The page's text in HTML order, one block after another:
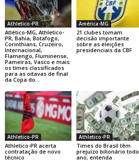
Athletico-PR
Atlético-MG, Athletico-
PR, Bahia, Botafogo,
Corinthians, Cruzeiro,
Internacional,
Flamengo, Fluminense,
Pameiras, Vasco e mais:
os times classificados
para as oitavas de final
da Copa do...
América-MG
21 clubes tomam
decisão importante
sobre as eleições
presidenciais da CBF
Athletico-PR
Athletico-PR acerta
contratação de novo
técnico
Athletico-PR
Times do Brasil têm
prejuízo bilionário todo
ano; entenda